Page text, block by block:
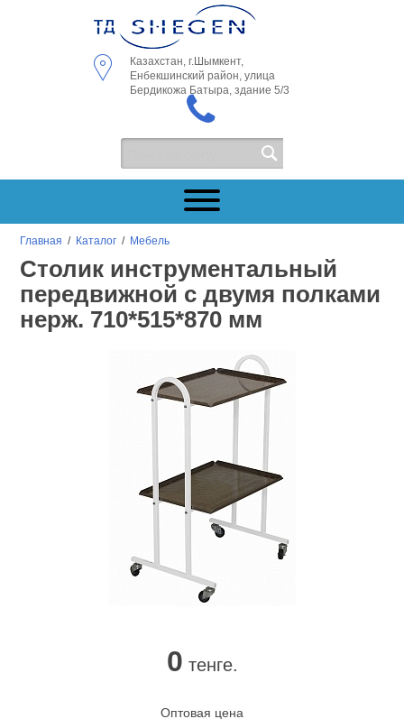
Казахстан, г.Шымкент,
Енбекшинский район, улица
Бердикожа Батыра, здание 5/3
Главная / Каталог / Мебель
Столик инструментальный
передвижной с двумя полками
нерж. 710*515*870 мм
0 тенге.
Оптовая цена